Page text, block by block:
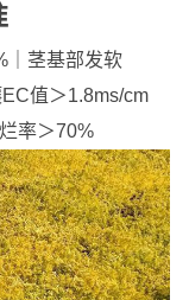
｜茎基部发软
值＞1.8ms/cm
率＞70%